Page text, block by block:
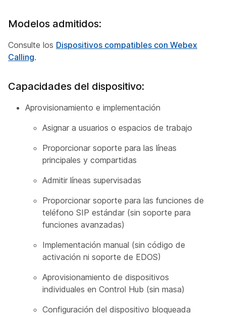
Modelos admitidos:
Consulte los Dispositivos compatibles con Webex
Calling.
Capacidades del dispositivo:
Aprovisionamiento e implementación
Asignar a usuarios o espacios de trabajo
Proporcionar soporte para las líneas
principales y compartidas
Admitir líneas supervisadas
Proporcionar soporte para las funciones de
teléfono SIP estándar (sin soporte para
funciones avanzadas)
Implementación manual (sin código de
activación ni soporte de EDOS)
Aprovisionamiento de dispositivos
individuales en Control Hub (sin masa)
Configuración del dispositivo bloqueada